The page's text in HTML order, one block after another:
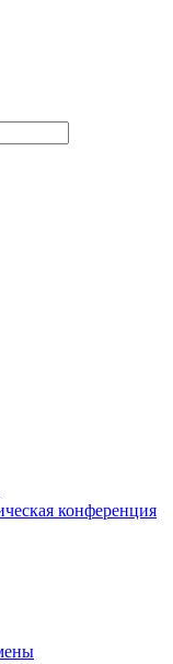
конференция